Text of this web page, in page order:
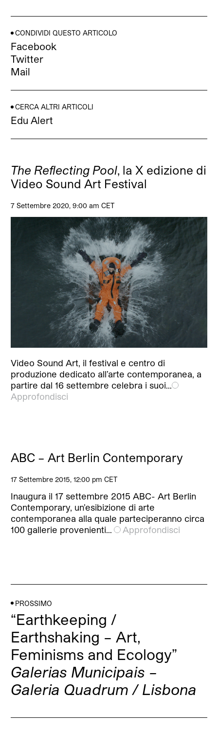
CONDIVIDI QUESTO ARTICOLO
Facebook
Twitter
Mail
CERCA ALTRI ARTICOLI
Edu Alert
The Reflecting Pool, la X edizione di
Video Sound Art Festival
7 Settembre 2020, 9:00 am CET
Video Sound Art, il festival e centro di
produzione dedicato all’arte contemporanea, a
partire dal 16 settembre celebra i suoi…
Approfondisci
ABC – Art Berlin Contemporary
17 Settembre 2015, 12:00 pm CET
Inaugura il 17 settembre 2015 ABC- Art Berlin
Contemporary, un’esibizione di arte
contemporanea alla quale parteciperanno circa
100 gallerie provenienti…
Approfondisci
PROSSIMO
“Earthkeeping /
Earthshaking – Art,
Feminisms and Ecology”
Galerias Municipais –
Galeria Quadrum / Lisbona